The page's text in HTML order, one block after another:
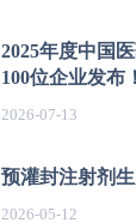
2025年度中国
100位企业发布
2026-07-13
预灌封注射剂
2026-05-12